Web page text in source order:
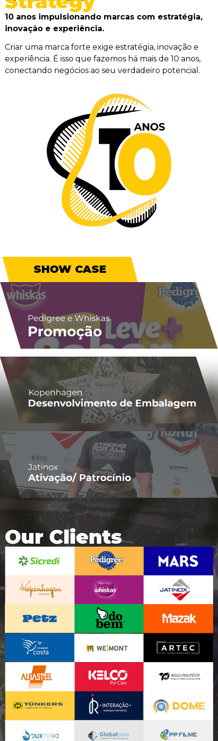
10 anos impulsionando marcas com estratégia,
inovação e experiência.
Criar uma marca forte exige estratégia, inovação e
experiência. É isso que fazemos há mais de 10 anos,
conectando negócios ao seu verdadeiro potencial.
SHOW CASE
Our Clients